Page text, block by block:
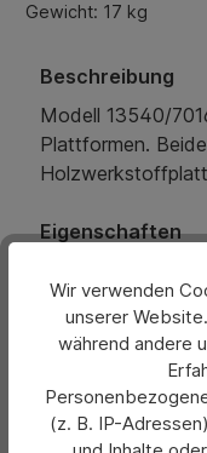
Gewicht: 17 kg
Beschreibung
Modell 13540/
Plattformen.
Eigenschaften
Bewertungen
Hersteller
Wir verwenden
unserer
während andere
(z. B. IP-